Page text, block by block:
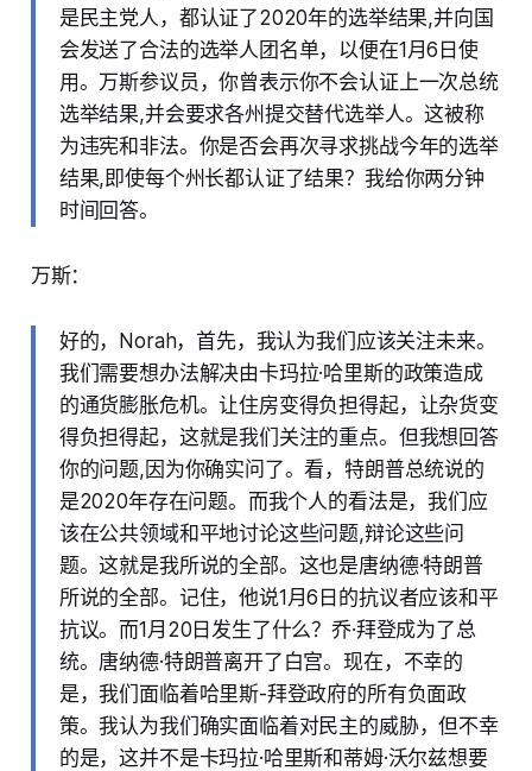
是民主党人，都认证了2020年的选举结果,并向国
会发送了合法的选举人团名单，以便在1月6日使
用。万斯参议员，你曾表示你不会认证上一次总统
选举结果,并会要求各州提交替代选举人。这被称
为违宪和非法。你是否会再次寻求挑战今年的选举
结果,即使每个州长都认证了结果？我给你两分钟
时间回答。
万斯：
好的，Norah，首先，我认为我们应该关注未来。
我们需要想办法解决由卡玛拉·哈里斯的政策造成
的通货膨胀危机。让住房变得负担得起，让杂货变
得负担得起，这就是我们关注的重点。但我想回答
你的问题,因为你确实问了。看，特朗普总统说的
是2020年存在问题。而我个人的看法是，我们应
该在公共领域和平地讨论这些问题,辩论这些问
题。这就是我所说的全部。这也是唐纳德·特朗普
所说的全部。记住，他说1月6日的抗议者应该和平
抗议。而1月20日发生了什么？乔·拜登成为了总
统。唐纳德·特朗普离开了白宫。现在，不幸的
是，我们面临着哈里斯-拜登政府的所有负面政
策。我认为我们确实面临着对民主的威胁，但不幸
的是，这并不是卡玛拉·哈里斯和蒂姆·沃尔兹想要